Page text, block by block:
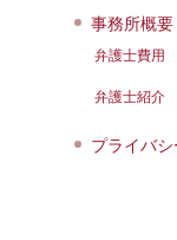
事務所概
弁護士費用
弁護士紹介
プライバ